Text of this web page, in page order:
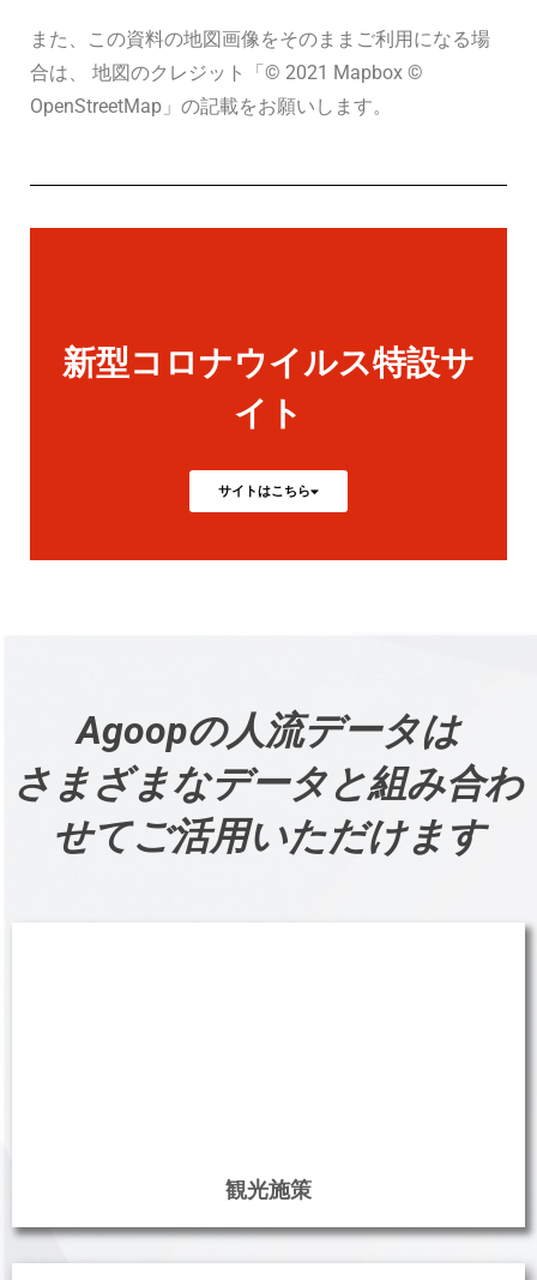
また、この資料の地図画像をそのままご利用になる場
合は、 地図のクレジット「© 2021 Mapbox ©
OpenStreetMap」の記載をお願いします。
新型コロナウイルス特設サ
Agoopの人流データは
さまざまなデータと組み合わ
観光施策